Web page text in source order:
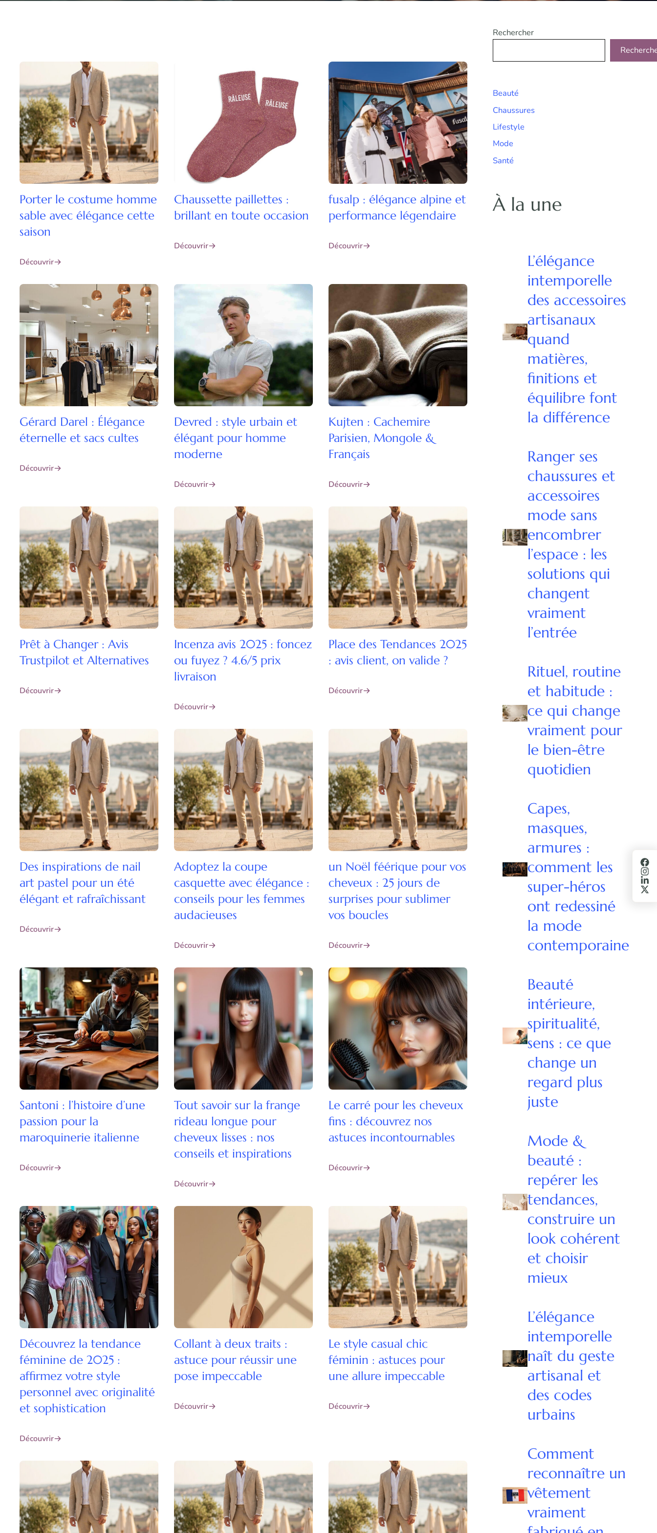
Porter le costume homme
sable avec élégance cette
saison
Découvrir
Chaussette paillettes :
brillant en toute occasion
Découvrir
fusalp : élégance alpine et
performance légendaire
Découvrir
Gérard Darel : Élégance
éternelle et sacs cultes
Découvrir
Devred : style urbain et
élégant pour homme
moderne
Découvrir
Kujten : Cachemire
Parisien, Mongole &
Français
Découvrir
Prêt à Changer : Avis
Trustpilot et Alternatives
Découvrir
Incenza avis 2025 : foncez
ou fuyez ? 4.6/5 prix
livraison
Découvrir
Place des Tendances 2025
: avis client, on valide ?
Découvrir
Des inspirations de nail
art pastel pour un été
élégant et rafraîchissant
Découvrir
Adoptez la coupe
casquette avec élégance :
conseils pour les femmes
audacieuses
Découvrir
un Noël féérique pour vos
cheveux : 25 jours de
surprises pour sublimer
vos boucles
Découvrir
Santoni : l’histoire d’une
passion pour la
maroquinerie italienne
Découvrir
Tout savoir sur la frange
rideau longue pour
cheveux lisses : nos
conseils et inspirations
Découvrir
Le carré pour les cheveux
fins : découvrez nos
astuces incontournables
Découvrir
Découvrez la tendance
féminine de 2025 :
affirmez votre style
personnel avec originalité
et sophistication
Découvrir
Collant à deux traits :
astuce pour réussir une
pose impeccable
Découvrir
Le style casual chic
féminin : astuces pour
une allure impeccable
Découvrir
Rechercher
Beauté
Chaussures
Lifestyle
Mode
Santé
À la une
L’élégance
intemporelle
des accessoires
artisanaux
quand
matières,
finitions et
équilibre font
la différence
Ranger ses
chaussures et
accessoires
mode sans
encombrer
l’espace : les
solutions qui
changent
vraiment
l’entrée
Rituel, routine
et habitude :
ce qui change
vraiment pour
le bien-être
quotidien
Capes,
masques,
armures :
comment les
super-héros
ont redessiné
la mode
contemporaine
Beauté
intérieure,
spiritualité,
sens : ce que
change un
regard plus
juste
Mode &
beauté :
repérer les
tendances,
construire un
look cohérent
et choisir
mieux
L’élégance
intemporelle
naît du geste
artisanal et
des codes
urbains
Comment
reconnaître un
vêtement
vraiment